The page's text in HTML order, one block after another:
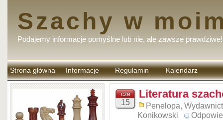
Szachy w
Podajemy informacje pomyślne lub nie, ale zawsze prawdziwe!
Strona główna Informacje Regulamin
komentarzy
Kalendarz
cze
15
Literatura
Penelopa,
Konikowski